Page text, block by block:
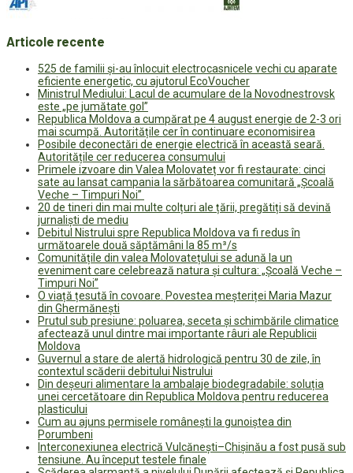
Articole recente
525 de familii și-au înlocuit electrocasnicele vechi cu aparate
eficiente energetic, cu ajutorul EcoVoucher
Ministrul Mediului: Lacul de acumulare de la Novodnestrovsk
este „pe jumătate gol”
Republica Moldova a cumpărat pe 4 august energie de 2-3 ori
mai scumpă. Autoritățile cer în continuare economisirea
Posibile deconectări de energie electrică în această seară.
Autoritățile cer reducerea consumului
Primele izvoare din Valea Molovateț vor fi restaurate: cinci
sate au lansat campania la sărbătoarea comunitară „Școală
Veche – Timpuri Noi”
20 de tineri din mai multe colțuri ale țării, pregătiți să devină
jurnaliști de mediu
Debitul Nistrului spre Republica Moldova va fi redus în
următoarele două săptămâni la 85 m³/s
Comunitățile din valea Molovatețului se adună la un
eveniment care celebrează natura și cultura: „Școală Veche –
Timpuri Noi”
O viață țesută în covoare. Povestea meșteriței Maria Mazur
din Ghermănești
Prutul sub presiune: poluarea, seceta și schimbările climatice
afectează unul dintre mai importante râuri ale Republicii
Moldova
Guvernul a stare de alertă hidrologică pentru 30 de zile, în
contextul scăderii debitului Nistrului
Din deșeuri alimentare la ambalaje biodegradabile: soluția
unei cercetătoare din Republica Moldova pentru reducerea
plasticului
Cum au ajuns permisele românești la gunoiștea din
Porumbeni
Interconexiunea electrică Vulcănești–Chișinău a fost pusă sub
tensiune. Au început testele finale